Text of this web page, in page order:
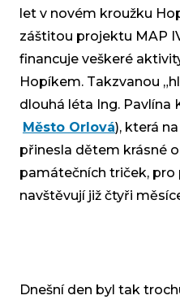
let v novém kroužku
záštitou projektu MAP
financuje veškeré
Hopíkem. Takzvanou
dlouhá léta Ing. Pavlína
Město Orlová), která
přinesla dětem krásné
památečních triček, pro
navštěvují již čtyři
Dnešní den byl tak